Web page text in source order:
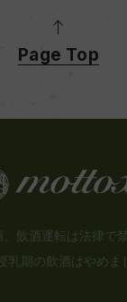
Page Top
飲酒運転は法律で
乳期の飲酒はやめま